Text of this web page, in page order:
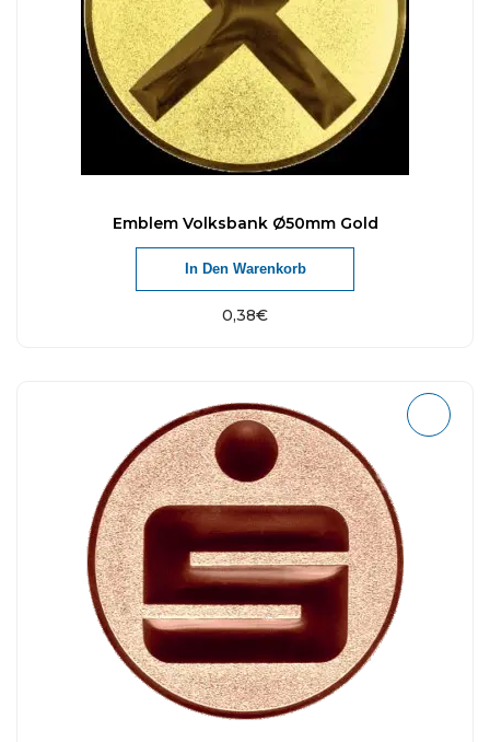
Emblem Volksbank Ø50mm Gold
0,38€
In Den Warenkorb